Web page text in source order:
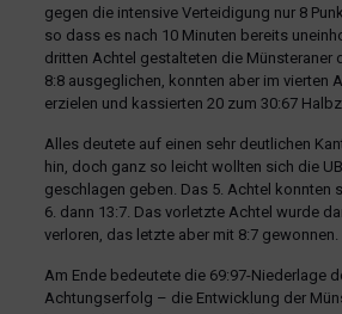
gegen die intensive Verteidigung nur 8
so dass es nach 10 Minuten bereits
dritten Achtel gestalteten die Münsteraner
8:8 ausgeglichen, konnten aber im vierten
erzielen und kassierten 20 zum 30:67
Alles deutete auf einen sehr deutlichen
hin, doch ganz so leicht wollten sich die
geschlagen geben. Das 5. Achtel konnten
6. dann 13:7. Das vorletzte Achtel wurde
verloren, das letzte aber mit 8:7 gewonnen.
Am Ende bedeutete die 69:97-Niederlage
Achtungserfolg – die Entwicklung der